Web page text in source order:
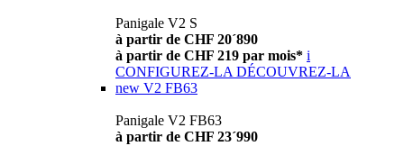
Panigale V2 S
à partir de CHF 20´890
à partir de CHF 219 par mois* i
CONFIGUREZ-LA DÉCOUVREZ-LA
new V2 FB63
Panigale V2 FB63
à partir de CHF 23´990